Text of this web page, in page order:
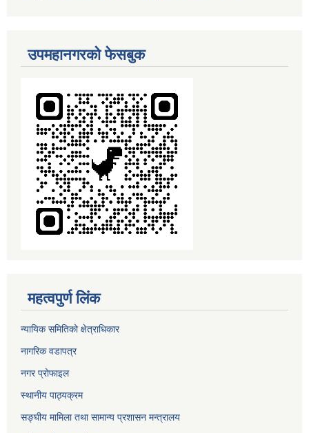
उपमहानगरको फेसबुक
महत्वपुर्ण लिंक
न्यायिक समितिको क्षेत्राधिकार
नागरिक वडापत्र
नगर प्रोफाइल
स्थानीय पाठ्यक्रम
सङ्घीय मामिला तथा सामान्य प्रशासन मन्त्रालय